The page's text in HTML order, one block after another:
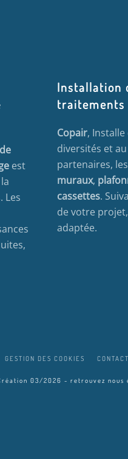
est
Les
Installation
Copair, Installe
diversités et
partenaires, les
muraux,
cassettes.
de votre
adaptée.
GESTION DES COOKIES CONTACT
03/2026 - retrouvez nous